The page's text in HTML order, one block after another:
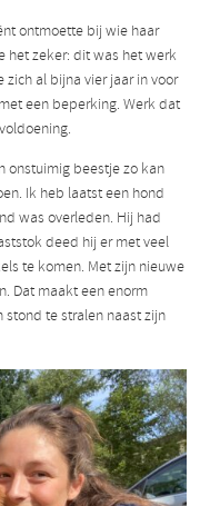
ontmoette bij wie haar
het zeker: dit was het werk
al bijna vier jaar in voor
een beperking. Werk dat
onstuimig beestje zo kan
Ik heb laatst een hond
was overleden. Hij had
deed hij er met veel
te komen. Met zijn nieuwe
Dat maakt een enorm
stond te stralen naast zijn